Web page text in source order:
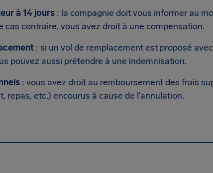
à 14 jours : la compagnie doit vous informer au
cas contraire, vous avez droit à une compensation.
: si un vol de remplacement est proposé
pouvez aussi prétendre à une indemnisation.
: vous avez droit au remboursement des frais
repas, etc.) encourus à cause de l’annulation.